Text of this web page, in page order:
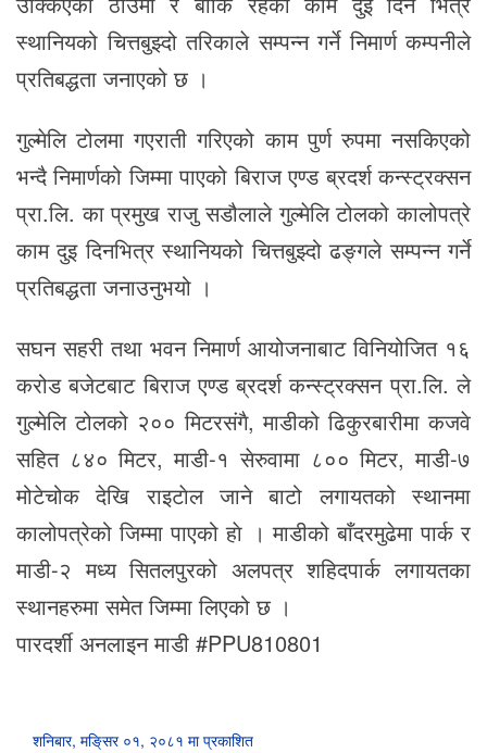
स्थानियको चित्तबुझ्दो तरिकाले सम्पन्न गर्ने निमार्ण कम्पनीले
प्रतिबद्धता जनाएको छ ।
गुल्मेलि टोलमा गएराती गरिएको काम पुर्ण रुपमा नसकिएको
भन्दै निमार्णको जिम्मा पाएको बिराज एण्ड ब्रदर्श कन्स्ट्रक्सन
प्रा.लि. का प्रमुख राजु सडौलाले गुल्मेलि टोलको कालोपत्रे
काम दुइ दिनभित्र स्थानियको चित्तबुझ्दो ढङ्गले सम्पन्न गर्ने
प्रतिबद्धता जनाउनुभयो ।
सघन सहरी तथा भवन निमार्ण आयोजनाबाट विनियोजित १६
करोड बजेटबाट बिराज एण्ड ब्रदर्श कन्स्ट्रक्सन प्रा.लि. ले
गुल्मेलि टोलको २०० मिटरसंगै, माडीको ढिकुरबारीमा कजवे
सहित ८४० मिटर, माडी-१ सेरुवामा ८०० मिटर, माडी-७
मोटेचोक देखि राइटाेल जाने बाटो लगायतको स्थानमा
कालोपत्रेको जिम्मा पाएको हाे । माडीको बाँदरमुढेमा पार्क र
माडी-२ मध्य सितलपुरको अलपत्र शहिदपार्क लगायतका
स्थानहरुमा समेत जिम्मा लिएको छ ।
पारदर्शी अनलाइन माडी #PPU810801
शनिबार, मङि्सर ०१, २०८१ मा प्रकाशित